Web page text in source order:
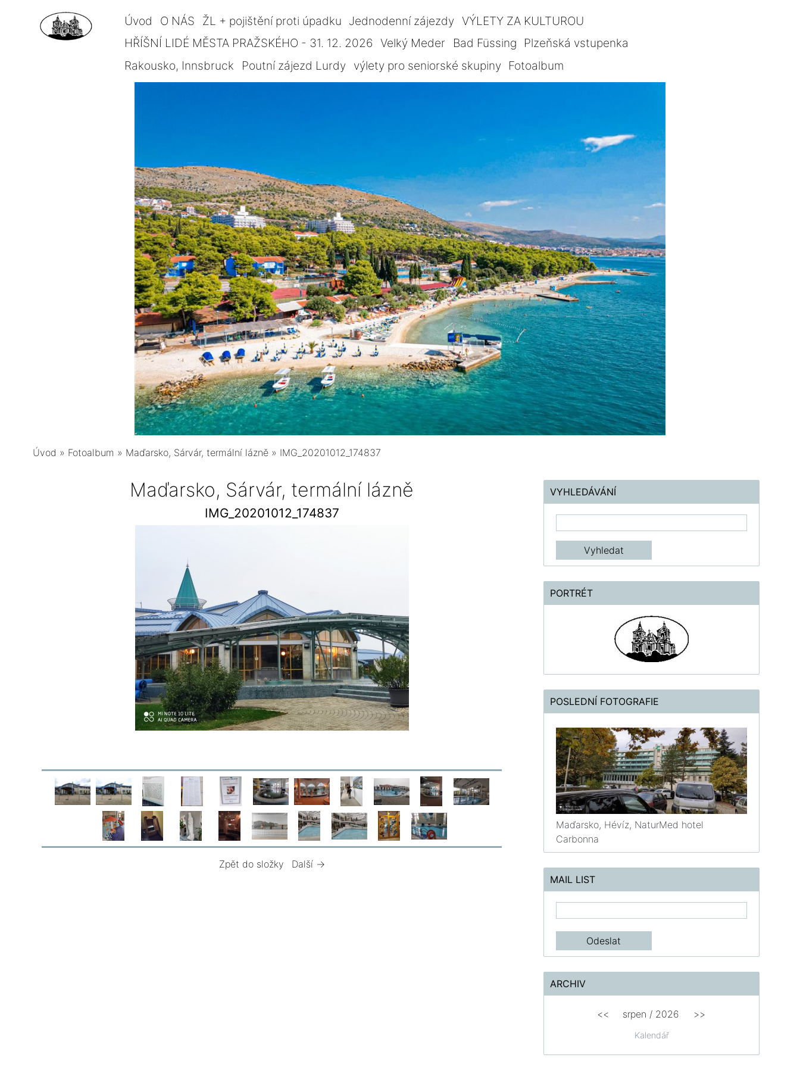
Úvod O NÁS ŽL + pojištění proti úpadku Jednodenní zájezdy VÝLETY ZA KULTUROU
HŘÍŠNÍ LIDÉ MĚSTA PRAŽSKÉHO - 31. 12. 2026 Velký Meder Bad Füssing
Plzeňská vstupenka
Rakousko, Innsbruck
Poutní zájezd Lurdy výlety pro seniorské skupiny Fotoalbum
Úvod » Fotoalbum » Maďarsko, Sárvár, termální lázně » IMG_20201012_174837
Maďarsko, Sárvár, termální lázně
IMG_20201012_174837
Zpět do složky Další →
VYHLEDÁVÁNÍ
PORTRÉT
POSLEDNÍ FOTOGRAFIE
Maďarsko, Hévíz, NaturMed hotel
Carbonna
MAIL LIST
ARCHIV
Kalendář
<< srpen / 2026 >>